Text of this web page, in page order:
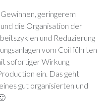
geringerem
die Organisation der
und Reduzierung
vom Coil führten
sofortiger Wirkung
ein. Das geht
gut organisierten und